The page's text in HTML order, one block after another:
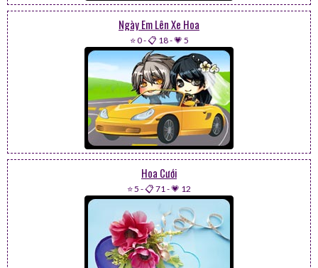
Ngày Em Lên Xe Hoa
⭐ 0-📋 18-💗 5
Hoa Cưới
⭐ 5 -📋 71-💗 12